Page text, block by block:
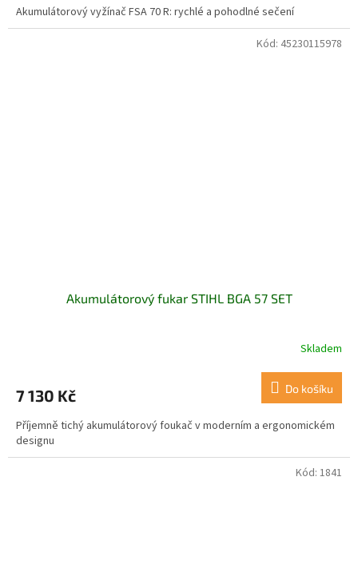
Akumulátorový vyžínač FSA 70 R: rychlé a pohodlné sečení
Akumulátorový fukar STIHL BGA 57 SET
Skladem
7 130 Kč Do košíku
Příjemně tichý akumulátorový foukač v moderním a ergonomickém
designu
Kód: 45230115978
Kód: 1841